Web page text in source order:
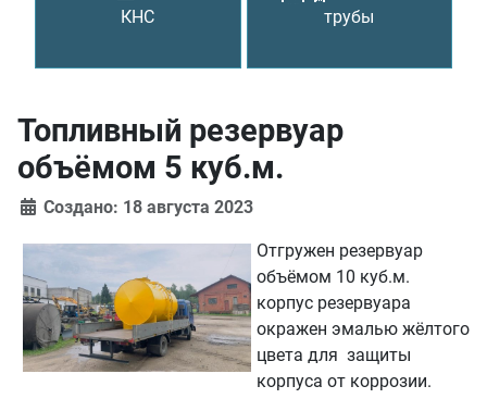
КНС
трубы
Топливный резервуар
объёмом 5 куб.м.
Создано: 18 августа 2023
Отгружен резервуар
объёмом 10 куб.м.
корпус резервуара
окражен эмалью жёлтого
цвета для защиты
корпуса от коррозии.